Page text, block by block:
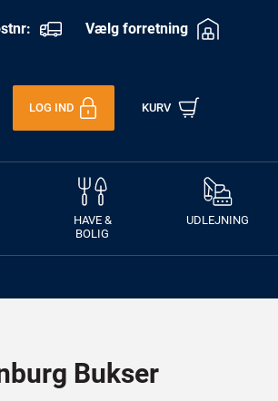
Vælg forretning
LOG IND KURV
HAVE &
BOLIG
UDLEJNING
Bukser